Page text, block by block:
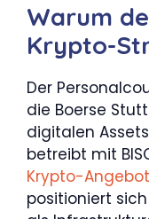
Warum
Krypto-
Der
die Boerse
digitalen
betreibt mit
Krypto-
positioniert